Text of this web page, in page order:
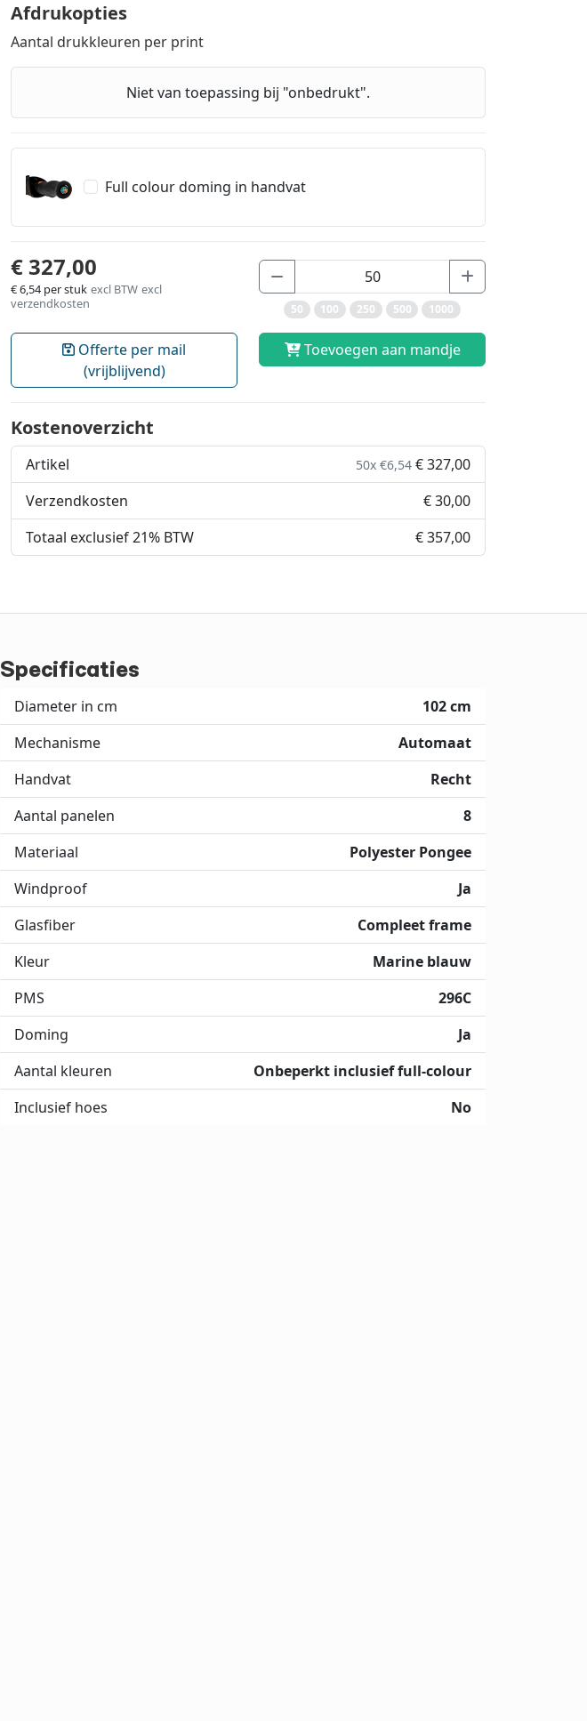
Afdrukopties
Aantal drukkleuren per print
Niet van toepassing bij "onbedrukt".
Full colour doming in handvat
€ 327,00
€ 6,54 per stuk excl BTW excl
verzendkosten
50 100 250 500 1000
Offerte per mail
(vrijblijvend)
Toevoegen aan mandje
Kostenoverzicht
50x €6,54 € 327,00
Artikel
€ 30,00
Verzendkosten
€ 357,00
Totaal exclusief 21% BTW
Specificaties
102 cm
Diameter in cm
Automaat
Mechanisme
Recht
Handvat
8
Aantal panelen
Polyester Pongee
Materiaal
Ja
Windproof
Compleet frame
Glasfiber
Marine blauw
Kleur
296C
PMS
Ja
Doming
Onbeperkt inclusief full-colour
Aantal kleuren
No
Inclusief hoes